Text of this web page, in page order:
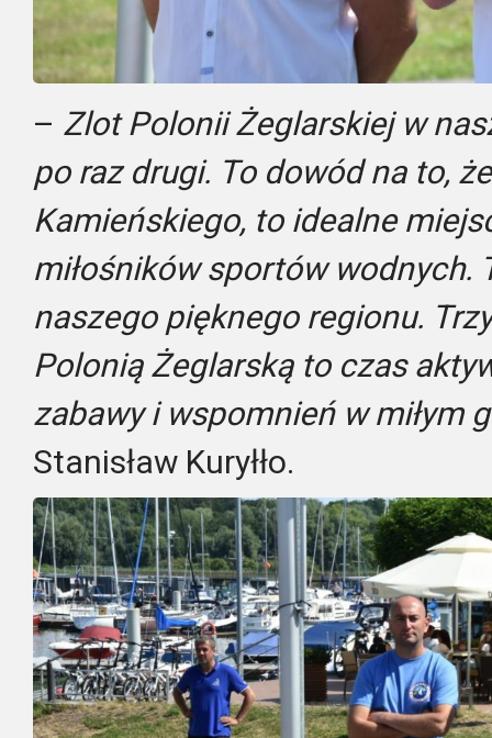
– Zlot Polonii Żeglarskiej w
po raz drugi. To dowód na to,
Kamieńskiego, to idealne
miłośników sportów wodnych.
naszego pięknego regionu.
Polonią Żeglarską to czas
zabawy i wspomnień w miłym
Stanisław Kuryłło.